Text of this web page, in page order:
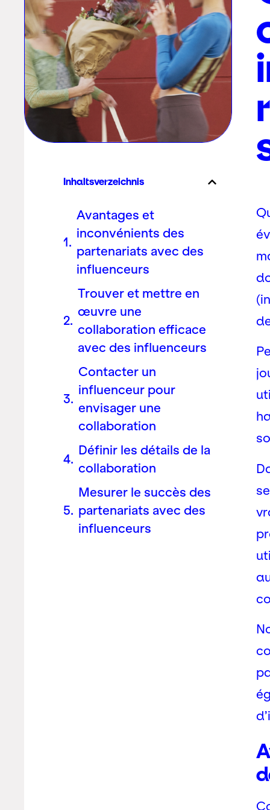
Inhaltsverzeichnis
Avantages et
inconvénients des
partenariats avec des
influenceurs
Trouver et mettre en
œuvre une
collaboration efficace
avec des influenceurs
Contacter un
influenceur pour
envisager une
collaboration
Définir les détails de la
collaboration
Mesurer le succès des
partenariats avec des
influenceurs